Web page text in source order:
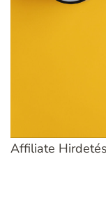
Affiliate Hirdetés